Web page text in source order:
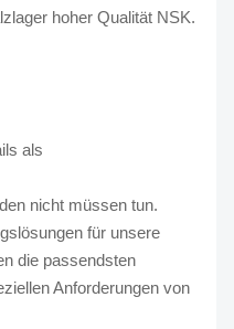
hoher Qualität NSK.
als
nicht müssen tun.
für unsere
die passendsten
Anforderungen von